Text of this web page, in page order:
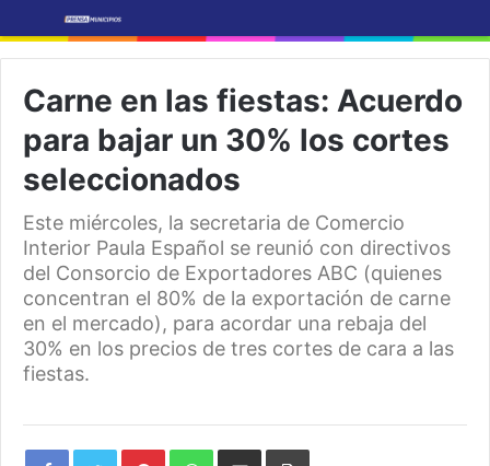
Carne en las fiestas: Acuerdo
para bajar un 30% los cortes
seleccionados
Este miércoles, la secretaria de Comercio
Interior Paula Español se reunió con directivos
del Consorcio de Exportadores ABC (quienes
concentran el 80% de la exportación de carne
en el mercado), para acordar una rebaja del
30% en los precios de tres cortes de cara a las
fiestas.
PinterestWhatsAppShare Print